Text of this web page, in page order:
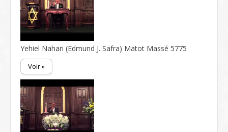
Yehiel Nahari (Edmund J. Safra) Matot Massé 5775
Voir »